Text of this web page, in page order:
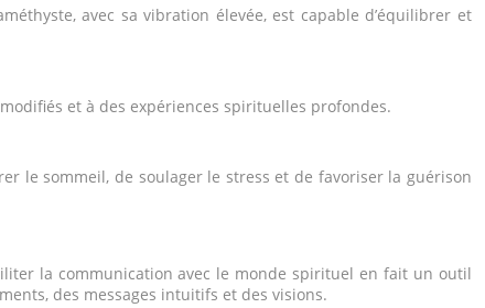
avec sa vibration élevée, est capable d’équilibrer et
et à des expériences spirituelles profondes.
le sommeil, de soulager le stress et de favoriser la guérison
la communication avec le monde spirituel en fait un outil
des messages intuitifs et des visions.